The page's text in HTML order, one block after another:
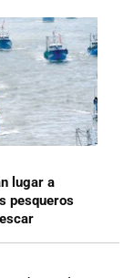
lugar a
pesqueros